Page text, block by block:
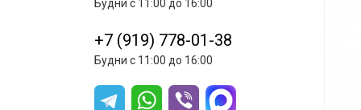
Будни с 11:00 до 16:00
+7 (919) 778-01-38
Будни с 11:00 до 16:00